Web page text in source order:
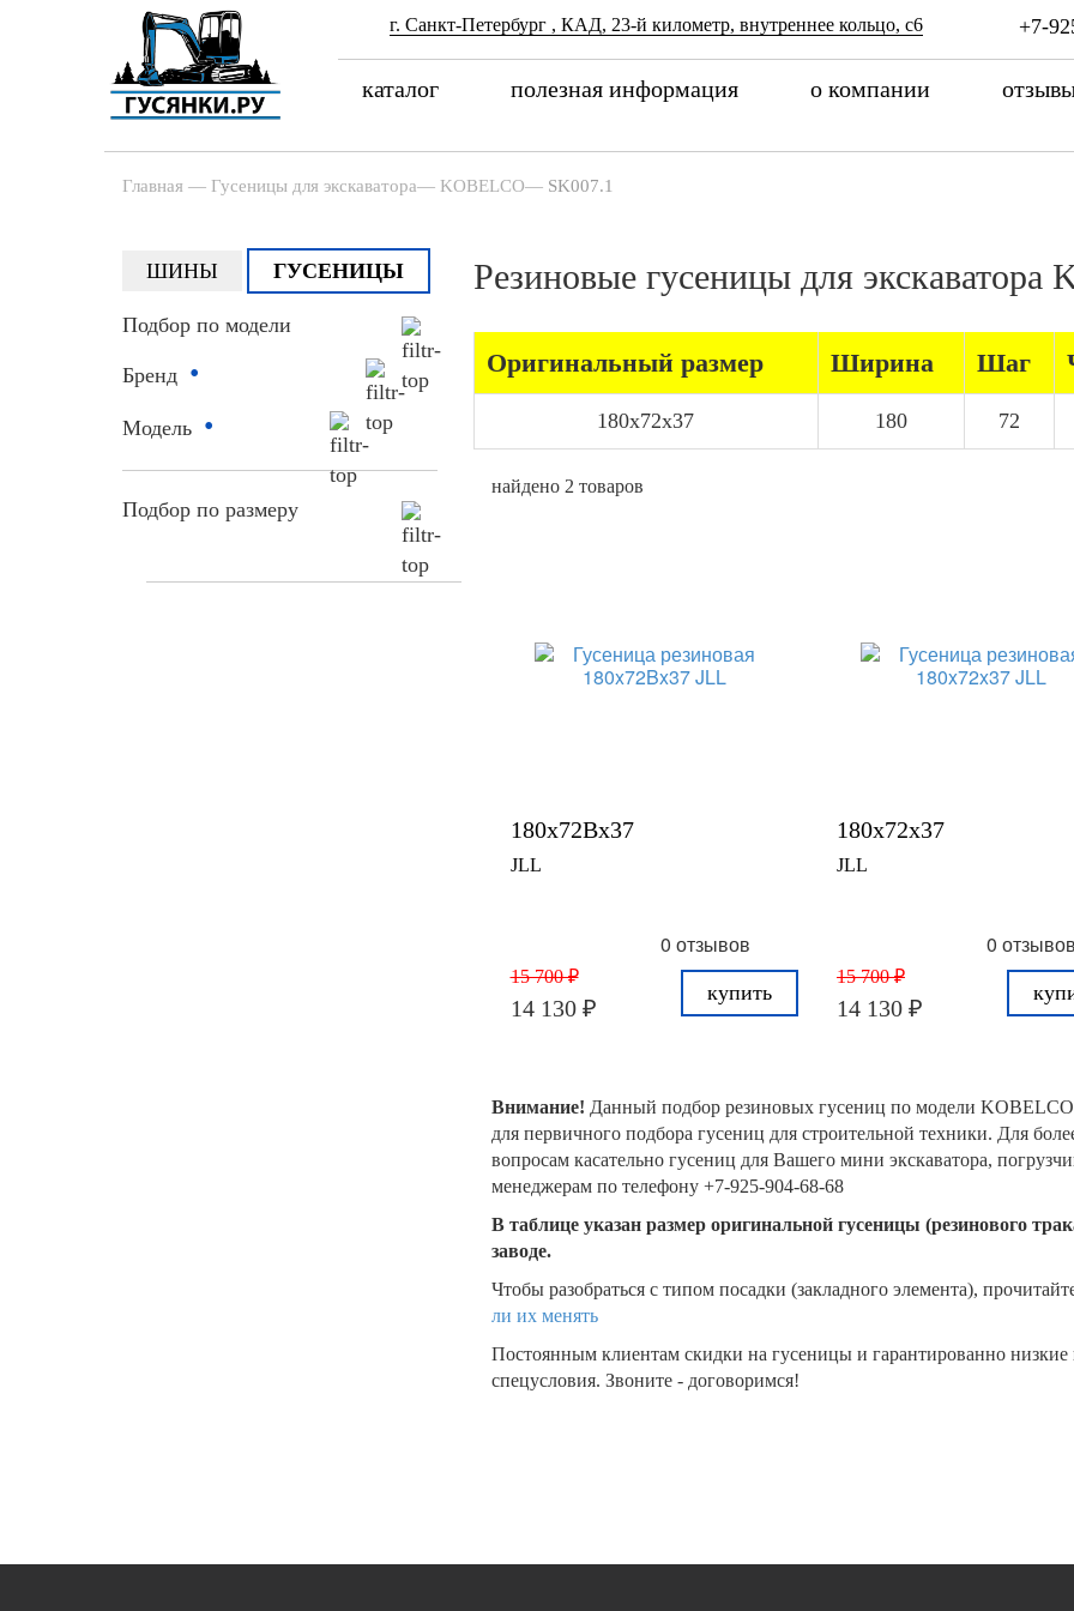
г. Санкт-Петербург , КАД, 23-й километр, внутреннее кольцо, с6 +7-
каталог полезная информация о компании
Главная — Гусеницы для экскаватора— KOBELCO— SK007.1
ШИНЫ ГУСЕНИЦЫ
Подбор по модели
Бренд •
Модель •
Подбор по размеру
Резиновые гусеницы для экскаватора
Оригинальный размер Ширина Шаг
180x72x37 180 72
найдено 2 товаров
180x72Bx37
JLL
0 отзывов
15 700 ₽
14 130 ₽
купить
180x72x37
JLL
0 отзывов
15 700 ₽
14 130 ₽
Внимание! Данный подбор резиновых гусениц по модели
для первичного подбора гусениц для строительной техники. Для
вопросам касательно гусениц для Вашего мини экскаватора,
менеджерам по телефону +7-925-904-68-68
В таблице указан размер оригинальной гусеницы (резинового
заводе.
Чтобы разобраться с типом посадки (закладного элемента),
ли их менять
Постоянным клиентам скидки на гусеницы и гарантированно
спецусловия. Звоните - договоримся!